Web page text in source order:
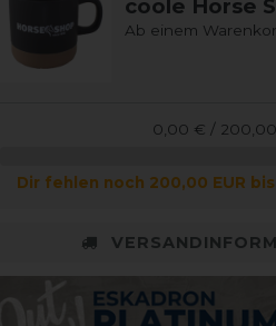
coole Horse
Ab einem
0,00 € /
Dir fehlen noch 200,00 EUR